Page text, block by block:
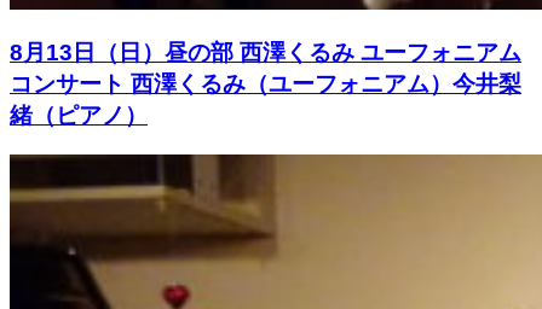
8月13日（日）昼の部 西澤くるみ ユーフォニアム
コンサート 西澤くるみ（ユーフォニアム）今井梨
緒（ピアノ）